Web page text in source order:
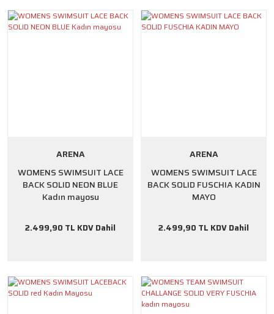
ARENA
WOMENS SWIMSUIT LACE
BACK SOLID NEON BLUE
Kadın mayosu
2.499,90 TL KDV Dahil
ARENA
WOMENS SWIMSUIT LACE
BACK SOLID FUSCHIA KADIN
MAYO
2.499,90 TL KDV Dahil